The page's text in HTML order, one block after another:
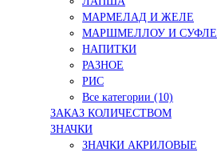
МАРМЕЛАД И ЖЕЛЕ
МАРШМЕЛЛОУ И СУФЛЕ
НАПИТКИ
РАЗНОЕ
РИС
Все категории (10)
ЗАКАЗ КОЛИЧЕСТВОМ
ЗНАЧКИ
ЗНАЧКИ АКРИЛОВЫЕ